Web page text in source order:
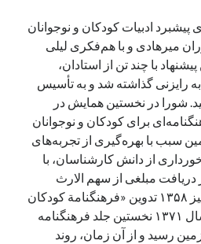
پیشبرد ادبیات کودکان و نوجوانان
سوی توران میرهادی و با هم‌فکری لیلی
با چند تن از استادان،
رایزنی گذاشته شد و به تأسیس
شورا در نخستین همایش در
برای کودکان و نوجوانان
سبب با بهره‌گیری از تجربه‌های
از دانش کارشناسان، با
دریافت مبلغی از سهم الارث
همسر توران میرهادی، پائیز ۱۳۵۸ تدوین «فرهنگنامة کودکان
و نوجوانان» را آغاز کرد. سال ۱۳۷۱ نخستین جلد فرهنگنامه
رسید و از آن زمان،‌ روند